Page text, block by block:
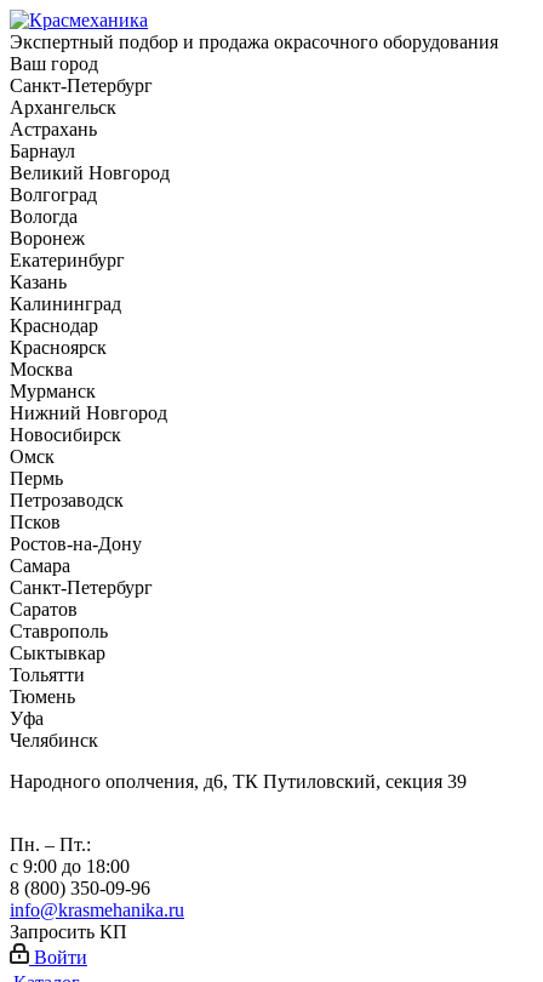
Экспертный подбор и продажа окрасочного оборудования
Ваш город
Санкт-Петербург
Архангельск
Астрахань
Барнаул
Великий Новгород
Волгоград
Вологда
Воронеж
Екатеринбург
Казань
Калининград
Краснодар
Красноярск
Москва
Мурманск
Нижний Новгород
Новосибирск
Омск
Пермь
Петрозаводск
Псков
Ростов-на-Дону
Самара
Санкт-Петербург
Саратов
Ставрополь
Сыктывкар
Тольятти
Тюмень
Уфа
Челябинск
Народного ополчения, д6, ТК Путиловский, секция 39
Пн. – Пт.:
с 9:00 до 18:00
8 (800) 350-09-96
info@krasmehanika.ru
Запросить КП
Войти